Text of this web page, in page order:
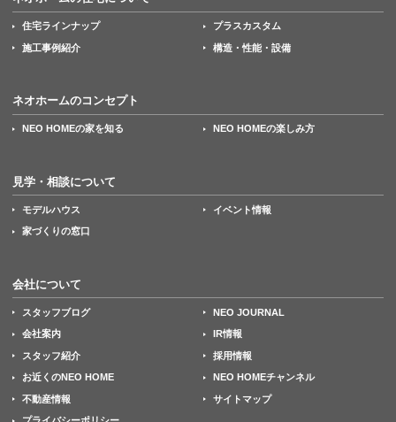
住宅ラインナップ プラスカスタム
施工事例紹介 構造・性能・設備
ネオホームのコンセプト
NEO HOMEの家を知る NEO HOMEの楽しみ方
見学・相談について
モデルハウス イベント情報
家づくりの窓口
会社について
スタッフブログ NEO JOURNAL
会社案内 IR情報
スタッフ紹介 採用情報
お近くのNEO HOME NEO HOMEチャンネル
不動産情報 サイトマップ